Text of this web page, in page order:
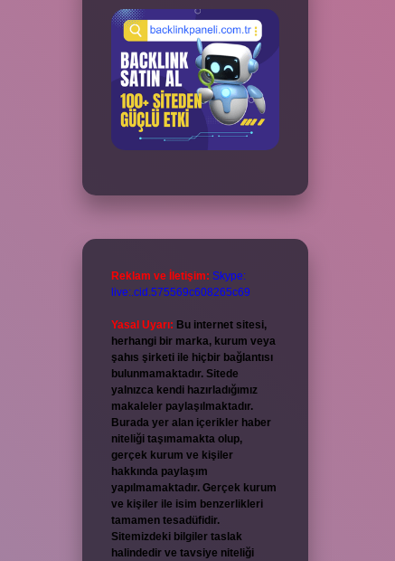
Reklam ve İletişim: Skype:
live:.cid.575569c608265c69
Yasal Uyarı: Bu internet sitesi,
herhangi bir marka, kurum veya
şahıs şirketi ile hiçbir bağlantısı
bulunmamaktadır. Sitede
yalnızca kendi hazırladığımız
makaleler paylaşılmaktadır.
Burada yer alan içerikler haber
niteliği taşımamakta olup,
gerçek kurum ve kişiler
hakkında paylaşım
yapılmamaktadır. Gerçek kurum
ve kişiler ile isim benzerlikleri
tamamen tesadüfidir.
Sitemizdeki bilgiler taslak
halindedir ve tavsiye niteliği